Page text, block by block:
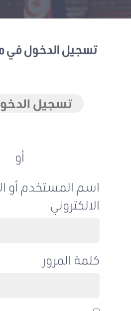
تسجيل الدخول في
تسجيل
اسم المستخدم أو
الالكتروني
كلمة المرور